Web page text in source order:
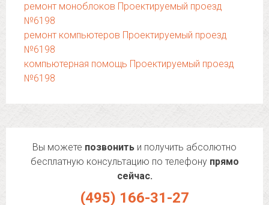
ремонт моноблоков Проектируемый проезд
№6198
ремонт компьютеров Проектируемый проезд
№6198
компьютерная помощь Проектируемый проезд
№6198
Вы можете позвонить и получить абсолютно
бесплатную консультацию по телефону прямо
сейчас.
(495) 166-31-27